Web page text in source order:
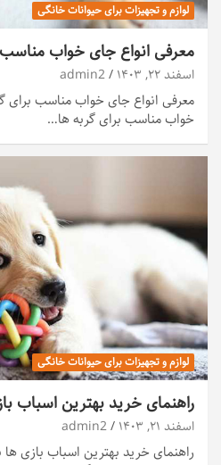
لوازم و تجهیزات برای حیوانات خانگی
معرفی انواع جای خواب مناسب
اسفند ۲۲, ۱۴۰۳ admin2
معرفی انواع جای خواب مناسب برای
خواب مناسب برای گربه ها…
لوازم و تجهیزات برای حیوانات خانگی
راهنمای خرید بهترین اسباب
اسفند ۲۱, ۱۴۰۳ admin2
راهنمای خرید بهترین اسباب بازی